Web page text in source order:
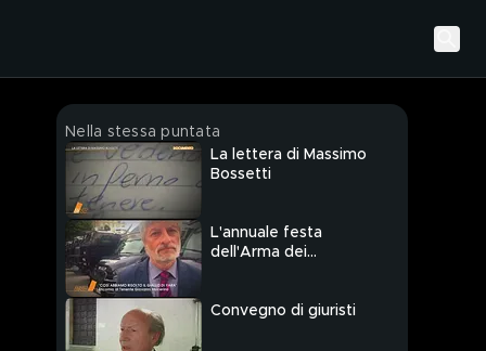
Nella stessa puntata
La lettera di Massimo
Bossetti
L'annuale festa
dell'Arma dei
Convegno di giuristi